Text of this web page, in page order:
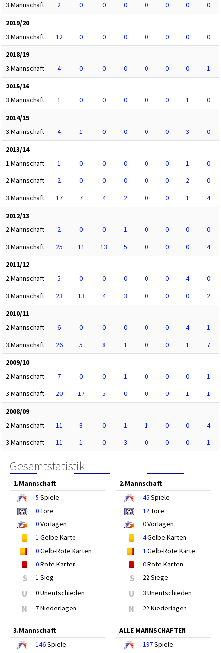
3.Mannschaft
2 0 0 0 0 0 0
0
2019/20
3.Mannschaft
12 0 0 0 0 0 0
0
2018/19
3.Mannschaft
4 0 0 0 0 0 0
1
2015/16
3.Mannschaft
1 0 0 0 0 0 1
0
2014/15
3.Mannschaft
4 1 0 0 0 0 3
0
2013/14
1.Mannschaft
1 0 0 0 0 0 1
0
2.Mannschaft
2 0 0 0 0 0 2
0
3.Mannschaft
17 7 4 2 0 0 1
4
2012/13
2.Mannschaft
2 0 0 1 0 0 0
0
3.Mannschaft
25 11 13 5 0 0 0
4
2011/12
2.Mannschaft
5 0 0 0 0 0 4
0
3.Mannschaft
23 13 4 3 0 0 0
2
2010/11
2.Mannschaft
6 0 0 0 0 0 4
1
3.Mannschaft
26 5 8 1 0 0 1
7
2009/10
2.Mannschaft
7 0 0 1 0 0 0
1
3.Mannschaft
20 17 5 0 0 0 1
1
2008/09
2.Mannschaft
11 8 0 1 1 0 0
4
3.Mannschaft
11 1 0 3 0 0 0 1
Gesamtstatistik
1.Mannschaft
5 Spiele
0Tore
0Vorlagen
1 Gelbe Karte
0Gelb-Rote Karten
0Rote Karten
S 1 Sieg
U 0 Unentschieden
N 7 Niederlagen
2.Mannschaft
46Spiele
12Tore
0Vorlagen
4Gelbe Karten
1 Gelb-Rote Karte
0Rote Karten
S 22 Siege
U 3 Unentschieden
N 22 Niederlagen
3.Mannschaft
146Spiele
ALLE MANNSCHAFTEN
197Spiele